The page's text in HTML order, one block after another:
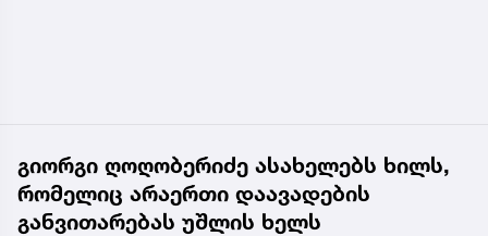
გიორგი ღოღობერიძე ასახელებს ხილს,
რომელიც არაერთი დაავადების
განვითარებას უშლის ხელს